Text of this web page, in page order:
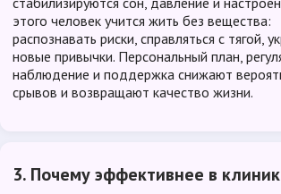
этого человек учится жить без вещества:
распознавать риски, справляться с тягой,
новые привычки. Персональный план,
наблюдение и поддержка снижают
срывов и возвращают качество жизни.
3. Почему эффективнее в